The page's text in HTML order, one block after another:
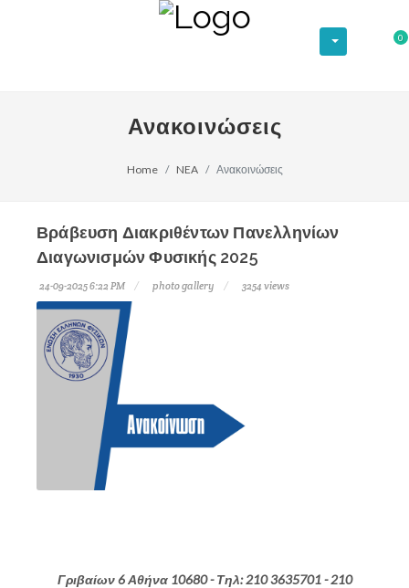
0
Ανακοινώσεις
Home NEA Ανακοινώσεις
Βράβευση Διακριθέντων Πανελληνίων
Διαγωνισμών Φυσικής 2025
24-09-2025 6:22 PM photo gallery 3254 views
Γριβαίων 6 Αθήνα 10680 - Τηλ: 210 3635701 - 210